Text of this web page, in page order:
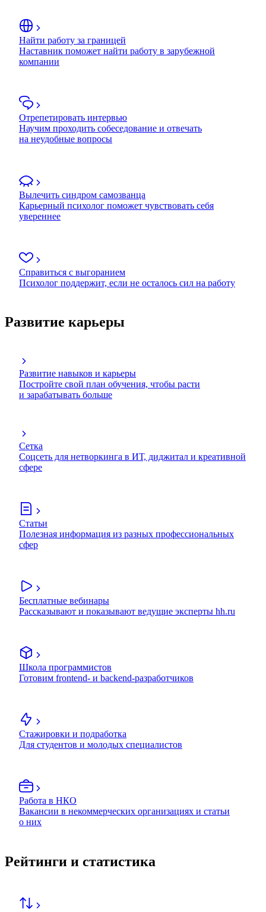
Найти работу за границей
Наставник поможет найти работу в зарубежной
компании
Отрепетировать интервью
Научим проходить собеседование и отвечать
на неудобные вопросы
Вылечить синдром самозванца
Карьерный психолог поможет чувствовать себя
увереннее
Справиться с выгоранием
Психолог поддержит, если не осталось сил на работу
Развитие карьеры
Развитие навыков и карьеры
Постройте свой план обучения, чтобы расти
и зарабатывать больше
Сетка
Соцсеть для нетворкинга в ИТ, диджитал и креативной
сфере
Статьи
Полезная информация из разных профессиональных
сфер
Бесплатные вебинары
Рассказывают и показывают ведущие эксперты hh.ru
Школа программистов
Готовим frontend- и backend-разработчиков
Стажировки и подработка
Для студентов и молодых специалистов
Работа в НКО
Вакансии в некоммерческих организациях и статьи
о них
Рейтинги и статистика